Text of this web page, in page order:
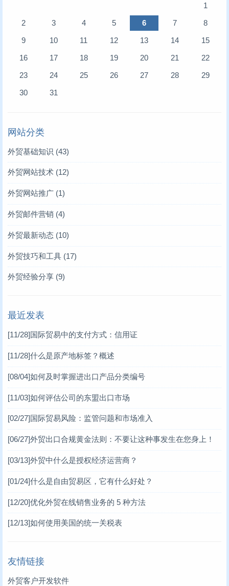
1
2
3 4 5 6 7
8
9
10 11 12 13 14
15
16
17 18 19 20 21
22
23
24 25 26 27 28
29
30
31
网站分类
外贸基础知识 (43)
外贸网站技术 (12)
外贸网站推广 (1)
外贸邮件营销 (4)
外贸最新动态 (10)
外贸技巧和工具 (17)
外贸经验分享 (9)
最近发表
[11/28]国际贸易中的支付方式：信用证
[11/28]什么是原产地标签？概述
[08/04]如何及时掌握进出口产品分类编号
[11/03]如何评估公司的东盟出口市场
[02/27]国际贸易风险：监管问题和市场准入
[06/27]外贸出口合规黄金法则：不要让这种事发生在您身上！
[03/13]外贸中什么是授权经济运营商？
[01/24]什么是自由贸易区，它有什么好处？
[12/20]优化外贸在线销售业务的 5 种方法
[12/13]如何使用美国的统一关税表
友情链接
外贸客户开发软件